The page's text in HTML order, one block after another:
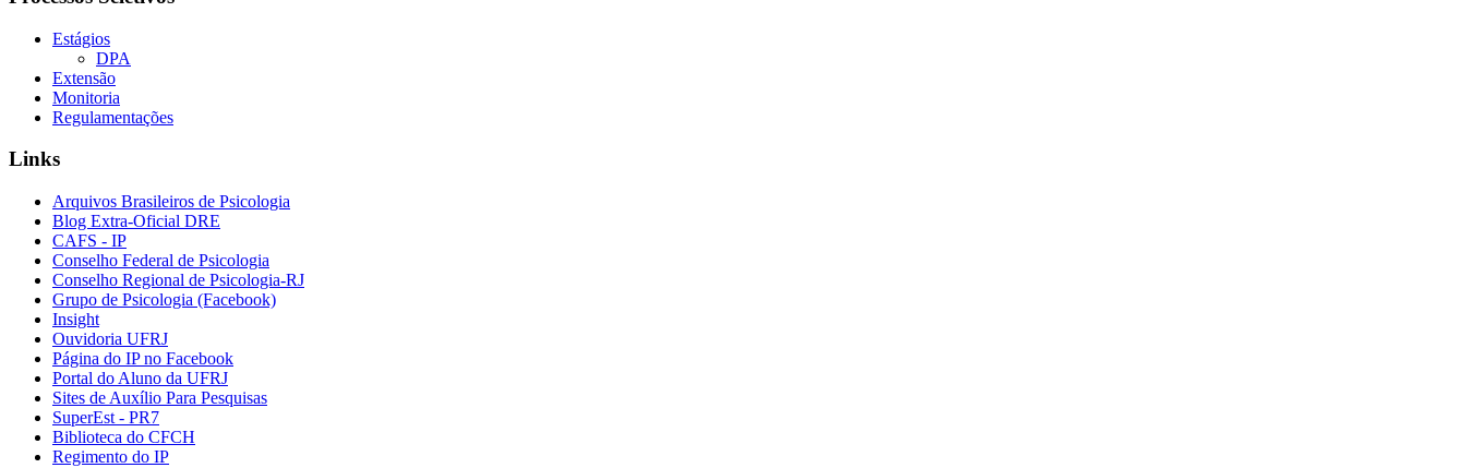
Estágios
DPA
Extensão
Monitoria
Regulamentações
Links
Arquivos Brasileiros de Psicologia
Blog Extra-Oficial DRE
CAFS - IP
Conselho Federal de Psicologia
Conselho Regional de Psicologia-RJ
Grupo de Psicologia (Facebook)
Insight
Ouvidoria UFRJ
Página do IP no Facebook
Portal do Aluno da UFRJ
Sites de Auxílio Para Pesquisas
SuperEst - PR7
Biblioteca do CFCH
Regimento do IP